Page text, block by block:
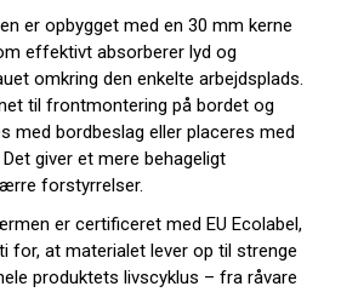
er opbygget med en 30 mm kerne
effektivt absorberer lyd og
omkring den enkelte arbejdsplads.
til frontmontering på bordet og
med bordbeslag eller placeres med
giver et mere behageligt
forstyrrelser.
er certificeret med EU Ecolabel,
for, at materialet lever op til strenge
produktets livscyklus – fra råvare